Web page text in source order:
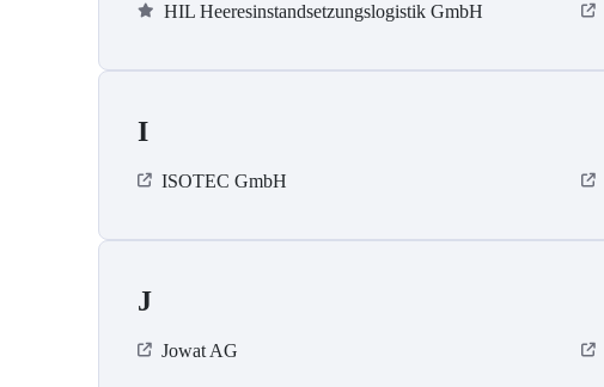
HIL Heeresinstandsetzungslogistik GmbH
I
ISOTEC GmbH
J
Jowat AG